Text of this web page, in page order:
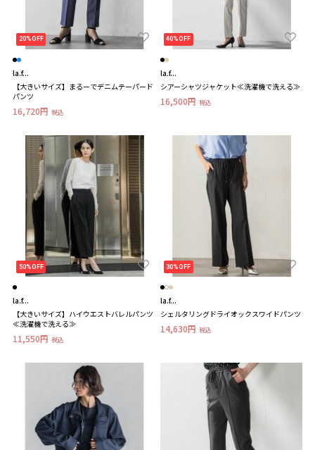
20%OFF
la.f...
【大きいサイズ】まるーでデニムテーパード
パンツ
16,720円 税込
40%OFF
la.f...
シアーシャツジャケット≪洗濯機で洗える≫
16,500円 税込
50%OFF
la.f...
【大きいサイズ】ハイウエストバレルパンツ
≪洗濯機で洗える≫
11,550円 税込
30%OFF
la.f...
シェルタリングドライオックスワイドパンツ
14,630円 税込